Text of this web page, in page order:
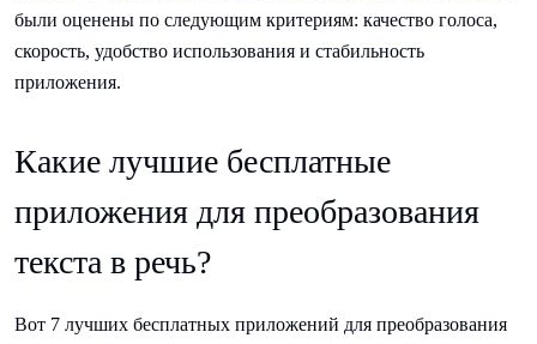
были оценены по следующим критериям: качество голоса,
скорость, удобство использования и стабильность
приложения.
Какие лучшие бесплатные
приложения для преобразования
текста в речь?
Вот 7 лучших бесплатных приложений для преобразования